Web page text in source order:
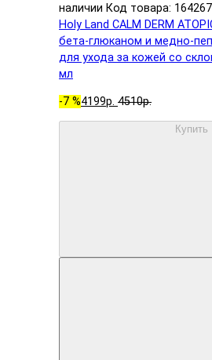
наличии Код товара: 164267
Holy Land CALM DERM
бета-глюканом и медно-
для ухода за кожей со
мл
-7 %4199р. 4510р.
Купить